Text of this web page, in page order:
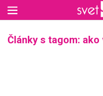
Články s tagom: